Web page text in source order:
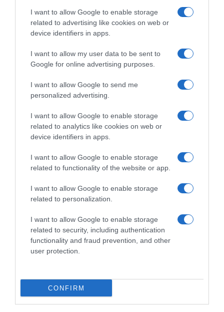
I want to allow Google to enable storage
related to advertising like cookies on web or
device identifiers in apps.
I want to allow my user data to be sent to
Google for online advertising purposes.
I want to allow Google to send me
personalized advertising.
I want to allow Google to enable storage
related to analytics like cookies on web or
device identifiers in apps.
I want to allow Google to enable storage
related to functionality of the website or app.
I want to allow Google to enable storage
related to personalization.
I want to allow Google to enable storage
related to security, including authentication
functionality and fraud prevention, and other
user protection.
CONFIRM